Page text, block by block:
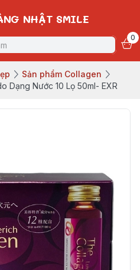
NHẬT SMILE
0
Sản phẩm Collagen
Dạng Nước 10 Lọ 50ml- EXR